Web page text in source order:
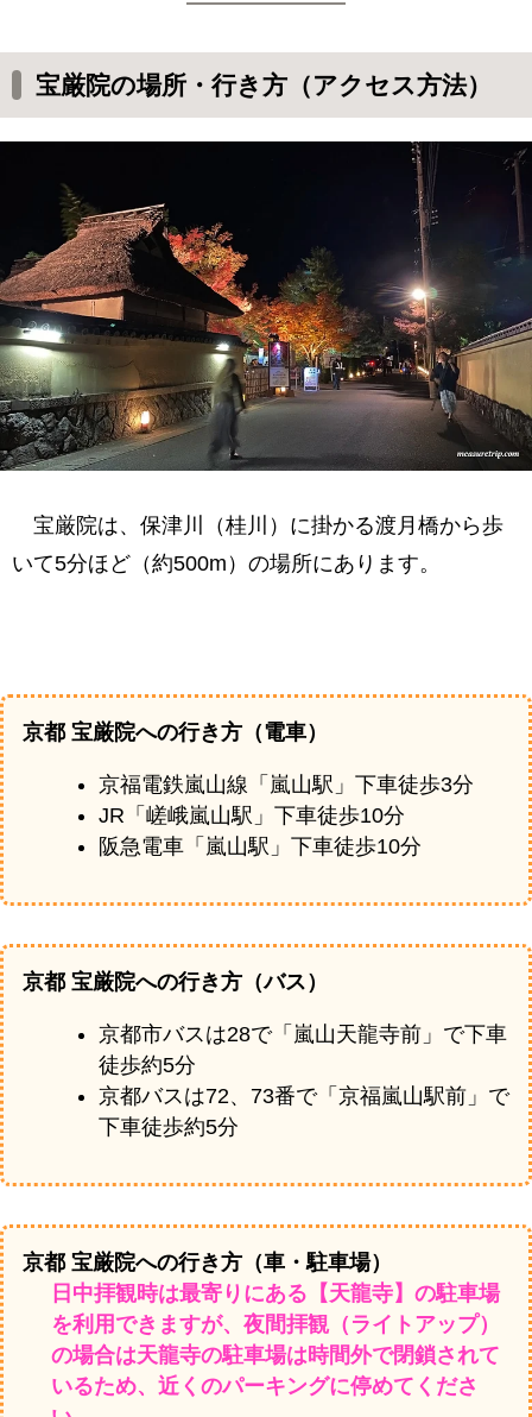
宝厳院の場所・行き方（アクセス方法）
宝厳院は、保津川（桂川）に掛かる渡月橋から歩
いて5分ほど（約500m）の場所にあります。
京都 宝厳院への行き方（電車）
京福電鉄嵐山線「嵐山駅」下車徒歩3分
JR「嵯峨嵐山駅」下車徒歩10分
阪急電車「嵐山駅」下車徒歩10分
京都 宝厳院への行き方（バス）
京都市バスは28で「嵐山天龍寺前」で下車
徒歩約5分
京都バスは72、73番で「京福嵐山駅前」で
下車徒歩約5分
京都 宝厳院への行き方（車・駐車場）
日中拝観時は最寄りにある【天龍寺】の駐車場
を利用できますが、夜間拝観（ライトアップ）
の場合は天龍寺の駐車場は時間外で閉鎖されて
いるため、近くのパーキングに停めてくださ